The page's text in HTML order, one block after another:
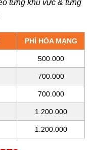
từng khu vực & từng
PHÍ HÒA MẠNG
500.000
700.000
700.000
1.200.000
1.200.000